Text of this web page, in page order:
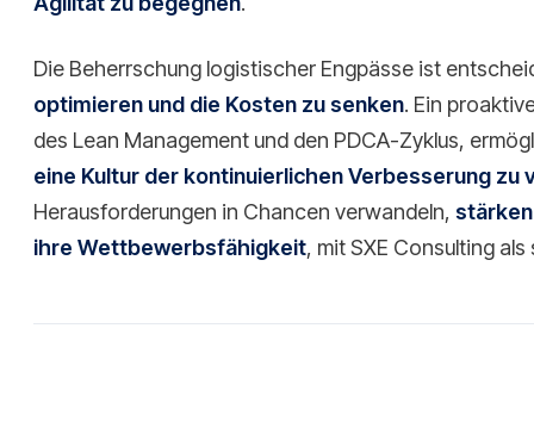
Die Beherrschung logistischer Engpässe ist
optimieren und die Kosten zu senken. Ein
des Lean Management und den PDCA-Zyklus,
eine Kultur der kontinuierlichen Verbesserung zu
Herausforderungen in Chancen verwandeln,
ihre Wettbewerbsfähigkeit, mit SXE Consulting